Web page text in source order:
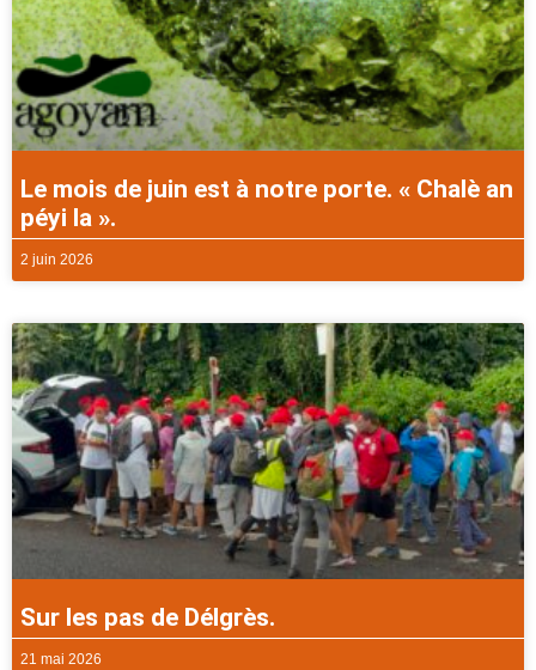
Le mois de juin est à notre porte. « Chalè an
péyi la ».
2 juin 2026
Sur les pas de Délgrès.
21 mai 2026